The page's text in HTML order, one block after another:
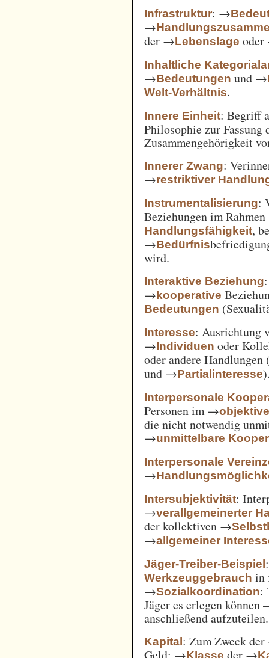
Infrastruktur: →
→
der →Lebenslage
Inhaltliche
→Bedeutungen und →
Welt-Verhältnis.
Innere Einheit: Begriff
Philosophie zur
Zusammengehörigkeit
Innerer Zwang:
→restriktiver
Instrumentalisierung:
Beziehungen im
Handlungsfähigkeit,
→Bedürfnis
wird.
Interaktive Beziehung
→kooperative
Bedeutungen
Interesse: Ausrichtung
→Individuen oder
oder andere
und →Partialinteresse
Interpersonale
Personen im →
die nicht notwendig
→unmittelbare
Interpersonale
→
Intersubjektivität:
→verallgemeinerter
der kollektiven →
→allgemeiner
Jäger-Treiber-Beispiel
Werkzeuggebrauch in
→Sozialkoordination:
Jäger es erlegen
anschließend aufzuteilen.
Kapital: Zum Zweck
Geld; →Klasse der →